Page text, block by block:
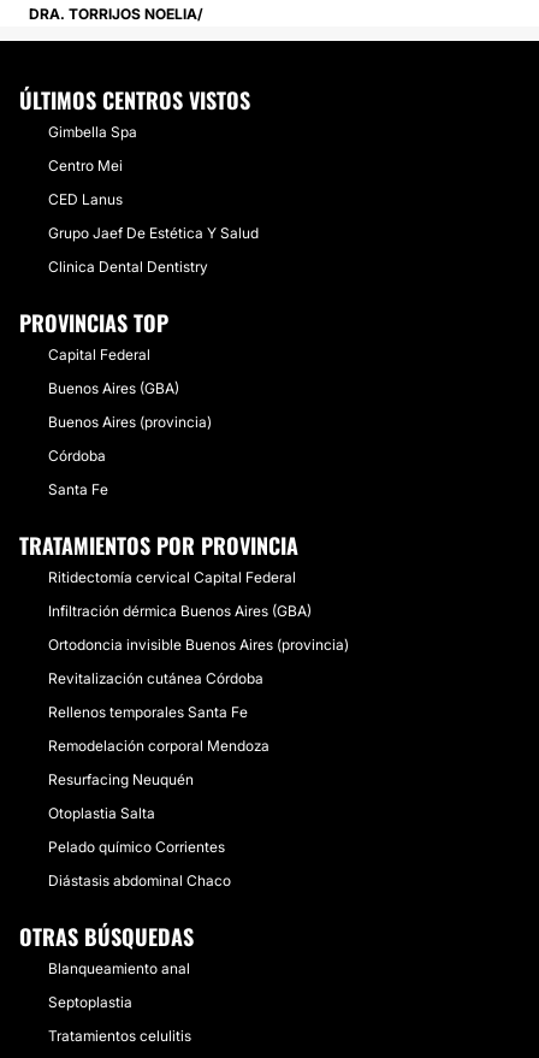
DRA. TORRIJOS NOELIA
ÚLTIMOS CENTROS VISTOS
Gimbella Spa
Centro Mei
CED Lanus
Grupo Jaef De Estética Y Salud
Clinica Dental Dentistry
PROVINCIAS TOP
Capital Federal
Buenos Aires (GBA)
Buenos Aires (provincia)
Córdoba
Santa Fe
TRATAMIENTOS POR PROVINCIA
Ritidectomía cervical Capital Federal
Infiltración dérmica Buenos Aires (GBA)
Ortodoncia invisible Buenos Aires (provincia)
Revitalización cutánea Córdoba
Rellenos temporales Santa Fe
Remodelación corporal Mendoza
Resurfacing Neuquén
Otoplastia Salta
Pelado químico Corrientes
Diástasis abdominal Chaco
OTRAS BÚSQUEDAS
Blanqueamiento anal
Septoplastia
Tratamientos celulitis